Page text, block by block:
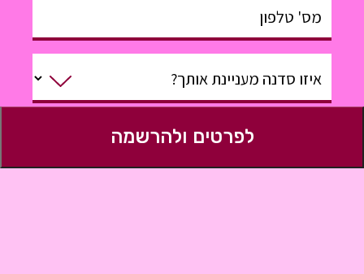
לפרטים ולהרשמה
מס' טלפון
איזו סדנה מעניינת אותך?
משהו טוב שנדע?